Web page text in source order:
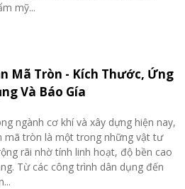
mỹ...
Mã Tròn - Kích Thước, Ứng
Và Báo Gía
ngành cơ khí và xây dựng hiện nay,
mã tròn là một trong những vật tư
rãi nhờ tính linh hoạt, độ bền cao
Từ các công trình dân dụng đến